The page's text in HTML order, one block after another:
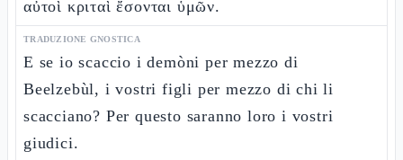
αὐτοὶ κριταὶ ἔσονται ὑμῶν.
TRADUZIONE GNOSTICA
E se io scaccio i demòni per mezzo di
Beelzebùl, i vostri figli per mezzo di chi li
scacciano? Per questo saranno loro i vostri
giudici.